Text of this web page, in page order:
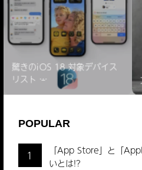
驚きのiOS 18 対象デバイス
リスト ̵…
POPULAR
1
「App Store」と「
いとは!?
iPhone6S
発売日
9月18日(金)？
9月25日(金)？